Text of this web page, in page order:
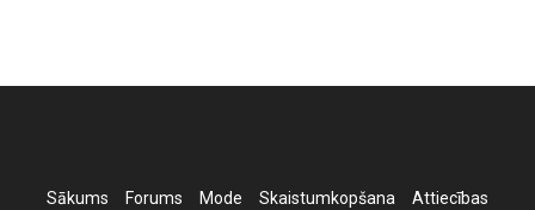
Sākums Forums Mode Skaistumkopšana
Attiecības